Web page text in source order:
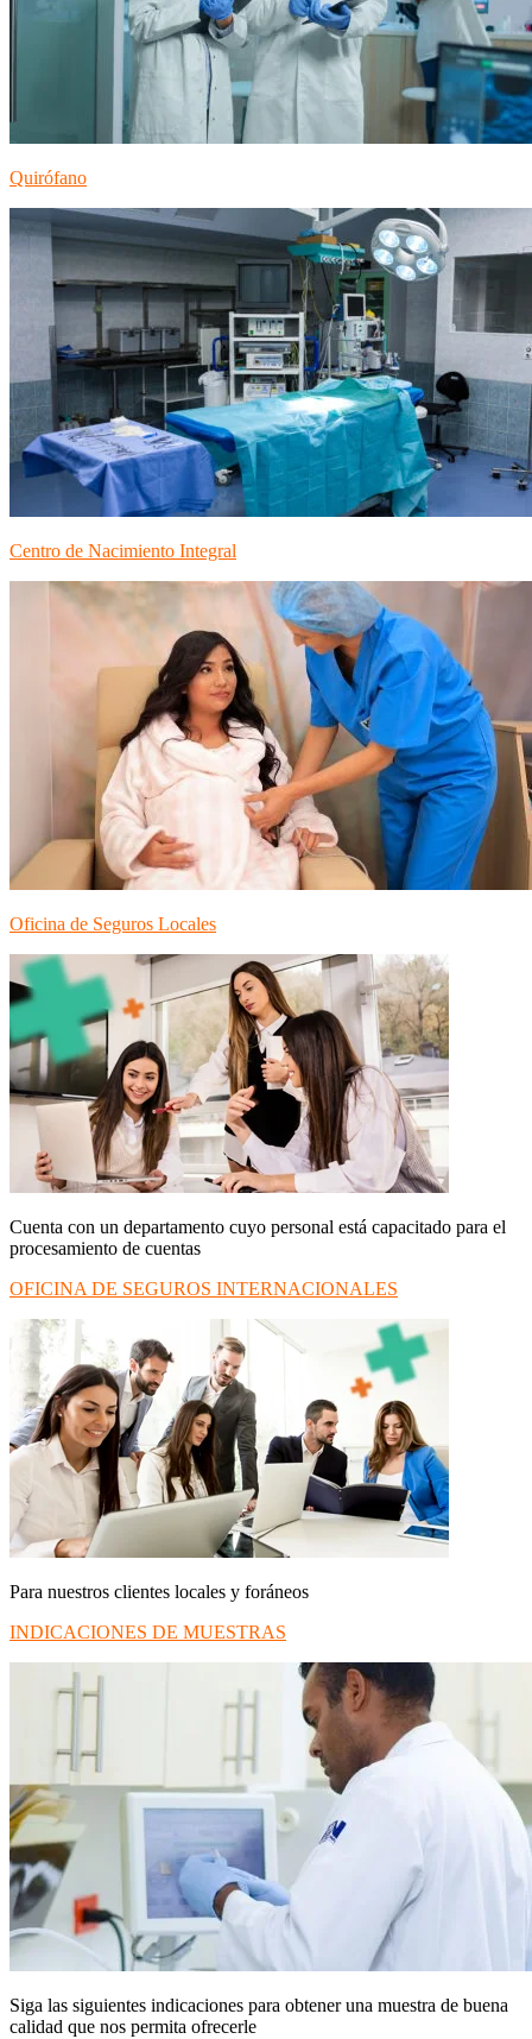
Quirófano
Centro de Nacimiento Integral
Oficina de Seguros Locales
Cuenta con un departamento cuyo personal está capacitado para el
procesamiento de cuentas
OFICINA DE SEGUROS INTERNACIONALES
Para nuestros clientes locales y foráneos
INDICACIONES DE MUESTRAS
Siga las siguientes indicaciones para obtener una muestra de buena
calidad que nos permita ofrecerle